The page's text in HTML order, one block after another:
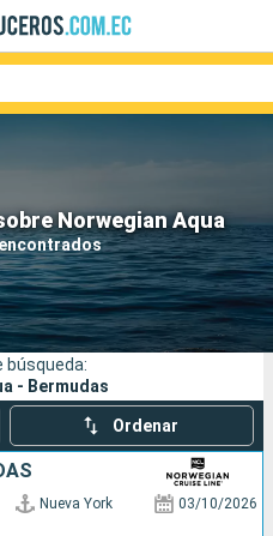
Norwegian Aqua
Compañías
Buscar
búsqueda:
- Bermudas
Ordenar
Nueva York 03/10/2026